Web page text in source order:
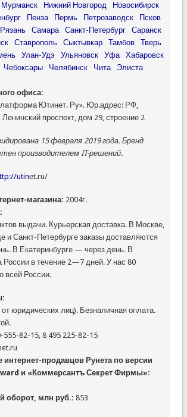
Мурманск Нижний Новгород
Новосибирск
Пенза Пермь Петрозаводск
Псков
Рязань Самара Санкт-Петербург
Саранск
Ставрополь Сыктывкар Тамбов
Тверь
Улан-Удэ Ульяновск Уфа
Хабаровск
Чебоксары Челябинск Чита
Элиста
офиса:
Ютинет. Ру». Юр.адрес: РФ,
Ленинский проспект, дом 29, строение 2
15 февраля 2019 года. Бренд
производителем IT-решений.
utinеt.ru/
магазина: 2004г.
выдачи. Курьерская доставка. В Москве,
и Санкт-Петербурге заказы доставляются
В Екатеринбурге — через день. В
России в течение 2—7 дней. У нас 80
всей России.
юридических лиц). Безналичная оплата.
555-82-15, 8 495 225-82-15
интернет-продавцов Рунета по версии
и «Коммерсантъ Секрет Фирмы»:
оборот, млн руб.: 853